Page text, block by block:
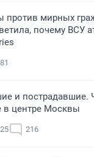
против мирных
почему ВСУ
и пострадавшие.
в центре Москвы
216